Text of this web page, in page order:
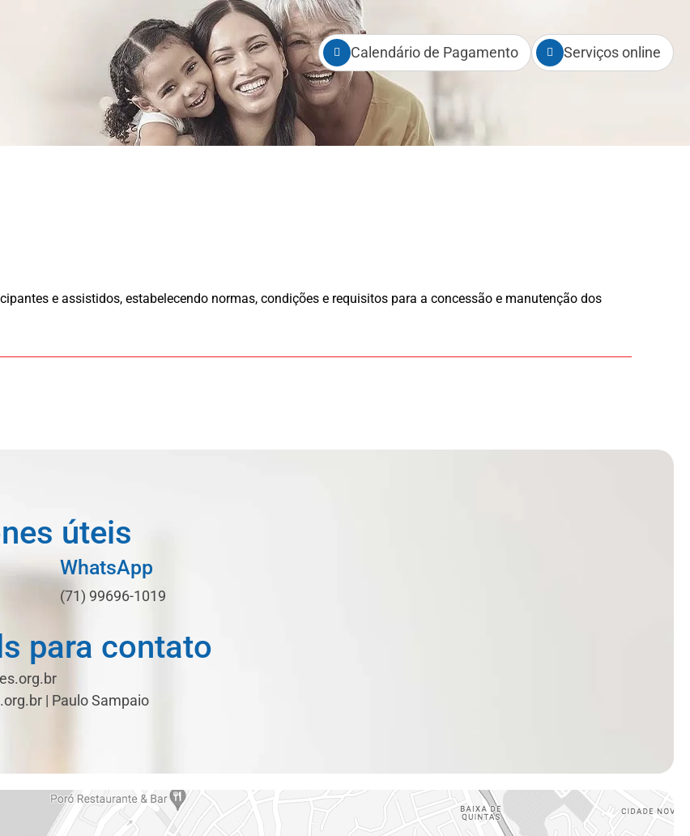
Calendário de Pagamento Serviços online
e assistidos, estabelecendo normas, condições e requisitos para a concessão e manutenção dos
úteis
WhatsApp
(71) 99696-1019
para contato
| Paulo Sampaio